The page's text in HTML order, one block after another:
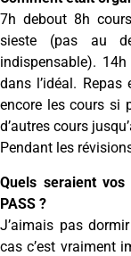
7h debout 8h
sieste (pas au
indispensable).
dans l’idéal.
encore les cours si
d’autres cours
Pendant les
Quels seraient
PASS ?
J’aimais pas
cas c’est vraiment